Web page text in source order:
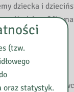
dziecka i
– Kraków : Oficyna
(tzw.
oraz statystyk.